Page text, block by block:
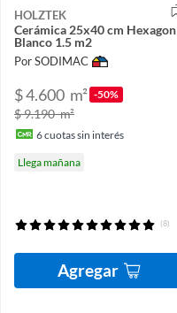
HOLZTEK
Cerámica 25x40 cm Hexagon
Blanco 1.5 m2
Por SODIMAC
$ 4.600 m² -50%
$ 9.190m²
6cuotas sin interés
Llega mañana
(8)
Agregar